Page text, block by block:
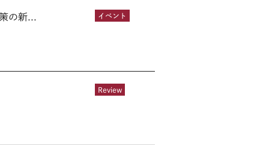
イベント
の新...
Review